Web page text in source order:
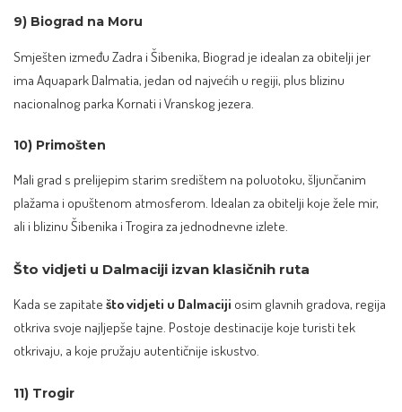
9) Biograd na Moru
Smješten između Zadra i Šibenika, Biograd je idealan za obitelji jer
ima Aquapark Dalmatia, jedan od najvećih u regiji, plus blizinu
nacionalnog parka Kornati i Vranskog jezera.
10) Primošten
Mali grad s prelijepim starim središtem na poluotoku, šljunčanim
plažama i opuštenom atmosferom. Idealan za obitelji koje žele mir,
ali i blizinu Šibenika i Trogira za jednodnevne izlete.
Što vidjeti u Dalmaciji izvan klasičnih ruta
Kada se zapitate što vidjeti u Dalmaciji osim glavnih gradova, regija
otkriva svoje najljepše tajne. Postoje destinacije koje turisti tek
otkrivaju, a koje pružaju autentičnije iskustvo.
11) Trogir